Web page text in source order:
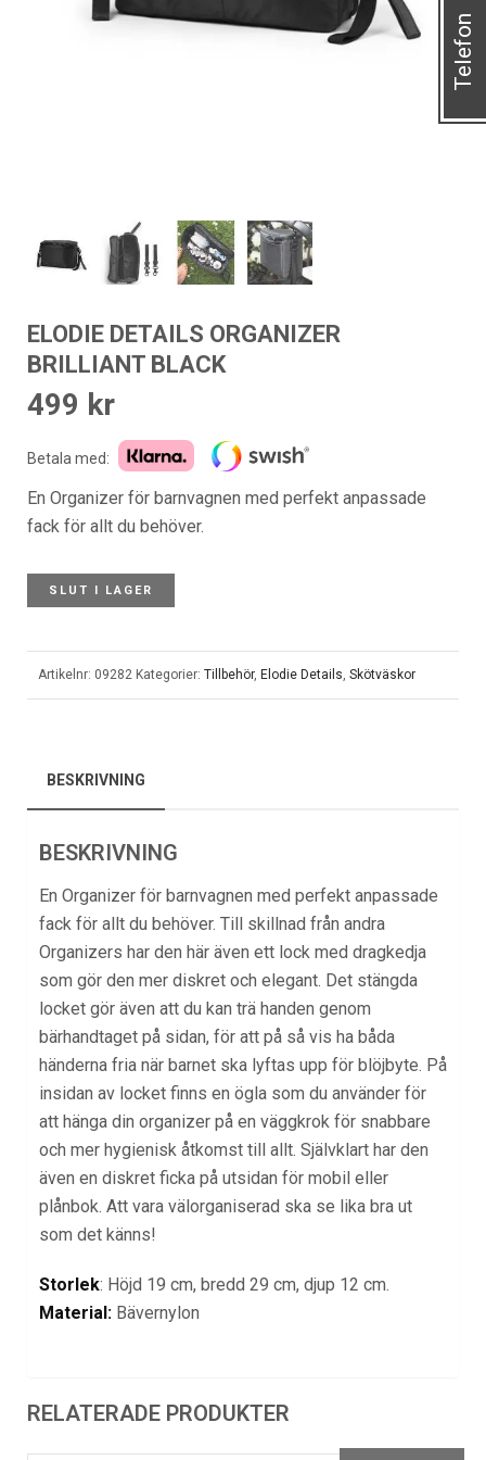
ELODIE DETAILS ORGANIZER
BRILLIANT BLACK
499 kr
Betala med:
En Organizer för barnvagnen med perfekt anpassade
fack för allt du behöver.
SLUT I LAGER
Artikelnr: 09282 Kategorier: Tillbehör, Elodie Details, Skötväskor
BESKRIVNING
BESKRIVNING
En Organizer för barnvagnen med perfekt anpassade
fack för allt du behöver. Till skillnad från andra
Organizers har den här även ett lock med dragkedja
som gör den mer diskret och elegant. Det stängda
locket gör även att du kan trä handen genom
bärhandtaget på sidan, för att på så vis ha båda
händerna fria när barnet ska lyftas upp för blöjbyte. På
insidan av locket finns en ögla som du använder för
att hänga din organizer på en väggkrok för snabbare
och mer hygienisk åtkomst till allt. Självklart har den
även en diskret ficka på utsidan för mobil eller
plånbok. Att vara välorganiserad ska se lika bra ut
som det känns!
Storlek: Höjd 19 cm, bredd 29 cm, djup 12 cm.
Material: Bävernylon
RELATERADE PRODUKTER
Telefon